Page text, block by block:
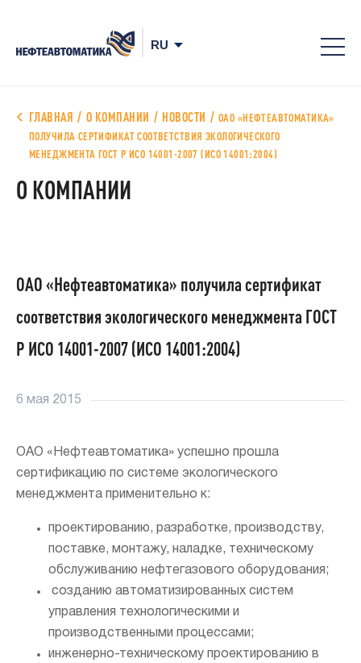
ГЛАВНАЯ О КОМПАНИИ НОВОСТИ
ОАО «НЕФТЕАВТОМАТИКА»
ПОЛУЧИЛА СЕРТИФИКАТ СООТВЕТСТВИЯ ЭКОЛОГИЧЕСКОГО
МЕНЕДЖМЕНТА ГОСТ Р ИСО 14001-2007 (ИСО 14001:2004)
О КОМПАНИИ
ОАО «Нефтеавтоматика» получила сертификат
соответствия экологического менеджмента ГОСТ
Р ИСО 14001-2007 (ИСО 14001:2004)
6 мая 2015
ОАО «Нефтеавтоматика» успешно прошла
сертификацию по системе экологического
менеджмента применительно к:
проектированию, разработке, производству,
поставке, монтажу, наладке, техническому
обслуживанию нефтегазового оборудования;
созданию автоматизированных систем
управления технологическими и
производственными процессами;
инженерно-техническому проектированию в